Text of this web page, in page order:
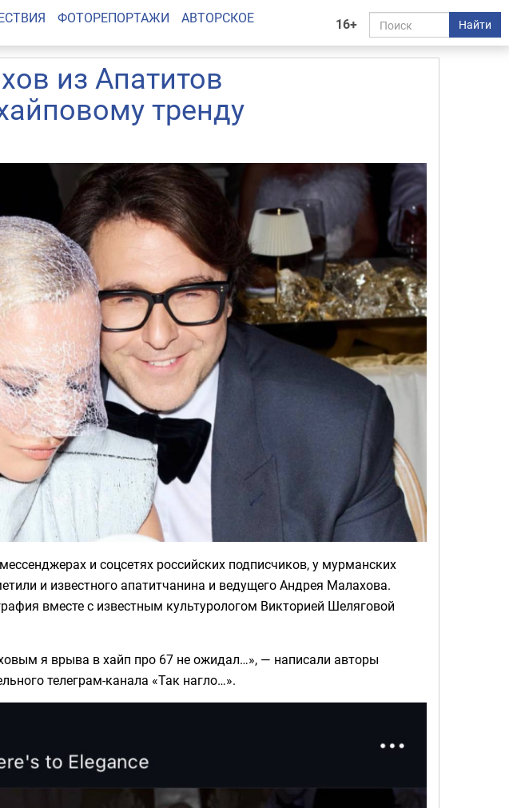
16+ Найти
ФОТОРЕПОРТАЖИ АВТОРСКОЕ
из Апатитов
тренду
и соцсетях российских подписчиков, у мурманских
и известного апатитчанина и ведущего Андрея Малахова.
вместе с известным культурологом Викторией Шеляговой
я врыва в хайп про 67 не ожидал…», — написали авторы
телеграм-канала «Так нагло…».